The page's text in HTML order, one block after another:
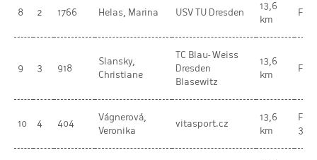
8 2 1766 Helas, Marina USV TU Dresden
13,6
km
9 3 918
Slansky,
Christiane
TC Blau- Weiss
Dresden
Blasewitz
13,6
km
10 4 404
Vágnerová,
Veronika
vitasport.cz
13,6
km
35-